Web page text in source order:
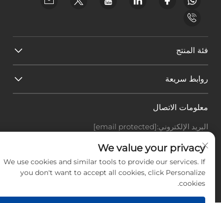
فئة المنتج
روابط سريعة
معلومات الاتصال
البريد الإلكتروني:[email protected]
هاتف:
Office add : غرفة 414، رقم 125، طريق هوانغيوان، منطقة
باييون، مدينة قوانغتشو، مقاطعة قوانغدونغ
حقوق النشر © شركة قوانغتشو لاندسكيب للتكنولوجيا
المحدودة، جميع الحقوق محفوظة. -
We value your privacy
We use cookies and similar tools to provide our services. If
you don't want to accept all cookies, click Personalize
cookies.